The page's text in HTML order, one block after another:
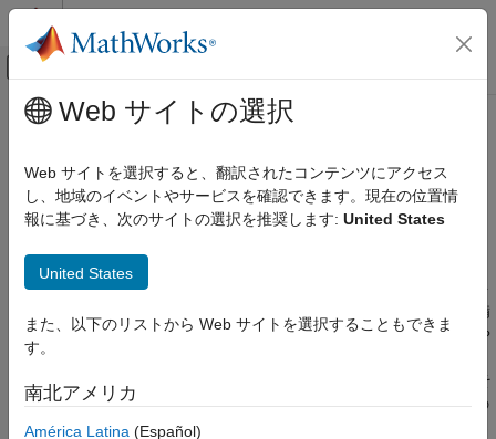
コンテンツへスキップ
オフキャンバス ナビゲーション メ
ドキュメンテーションのホーム
自動車
カテゴリ
AUTOSAR Blockset
IEC Certification Kit
Model-Based Calibration Toolbox
Navigation Toolbox
メインコンテンツ
RoadRunner
自動運転シミュレーション用の 3D シーンの設計
リリース ノート
PDF 版ドキュメンテーション
RoadRunnerは、自動運転システムのシミュレーションやテスト
のための詳細な 3D シーンを設計するためのプログラム API を備
えた対話型のエディターです。地域特有のカスタムの道路標識や
標示を追加して、道路シーンをカスタマイズできます。
RoadRunner
では、ガードレール、道路の損傷、木々、建物、そ
の他の 3D モデルを挿入できます。RoadRunnerには、信号機の
フェージングおよびタイミングを構成するためのツールも用意さ
Web サイトの選択
Web サイトを選択すると、翻訳されたコンテンツにアクセス
し、地域のイベントやサービスを確認できます。現在の位置情
報に基づき、次のサイトの選択を推奨します: United States
United States
また、以下のリストから Web サイトを選択することもできま
す。
南北アメリカ
América Latina (Español)